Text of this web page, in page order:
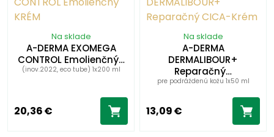
Na sklade
A-DERMA EXOMEGA
CONTROL Emolienčný…
(inov.2022, eco tube) 1x200 ml
20,36 €
Na sklade
A-DERMA
DERMALIBOUR+
Reparačný…
pre podráždenú kožu 1x50 ml
13,09 €